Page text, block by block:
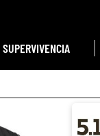
SUPERVIVENCIA